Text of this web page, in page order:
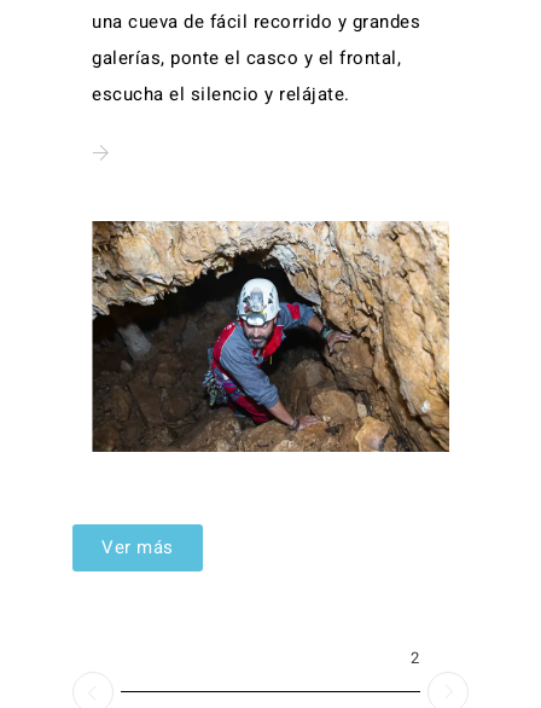
una cueva de fácil recorrido y grandes
galerías, ponte el casco y el frontal,
escucha el silencio y relájate.
Ver más
2026